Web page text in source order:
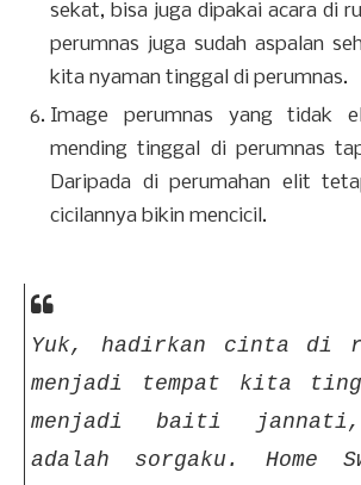
sekat, bisa juga dipakai acara di
perumnas juga sudah aspalan
kita nyaman tinggal di perumnas.
Image perumnas yang tidak
mending tinggal di perumnas
Daripada di perumahan elit
cicilannya bikin mencicil.
Yuk, hadirkan cinta di
menjadi tempat kita
menjadi baiti jannati,
adalah sorgaku. Home